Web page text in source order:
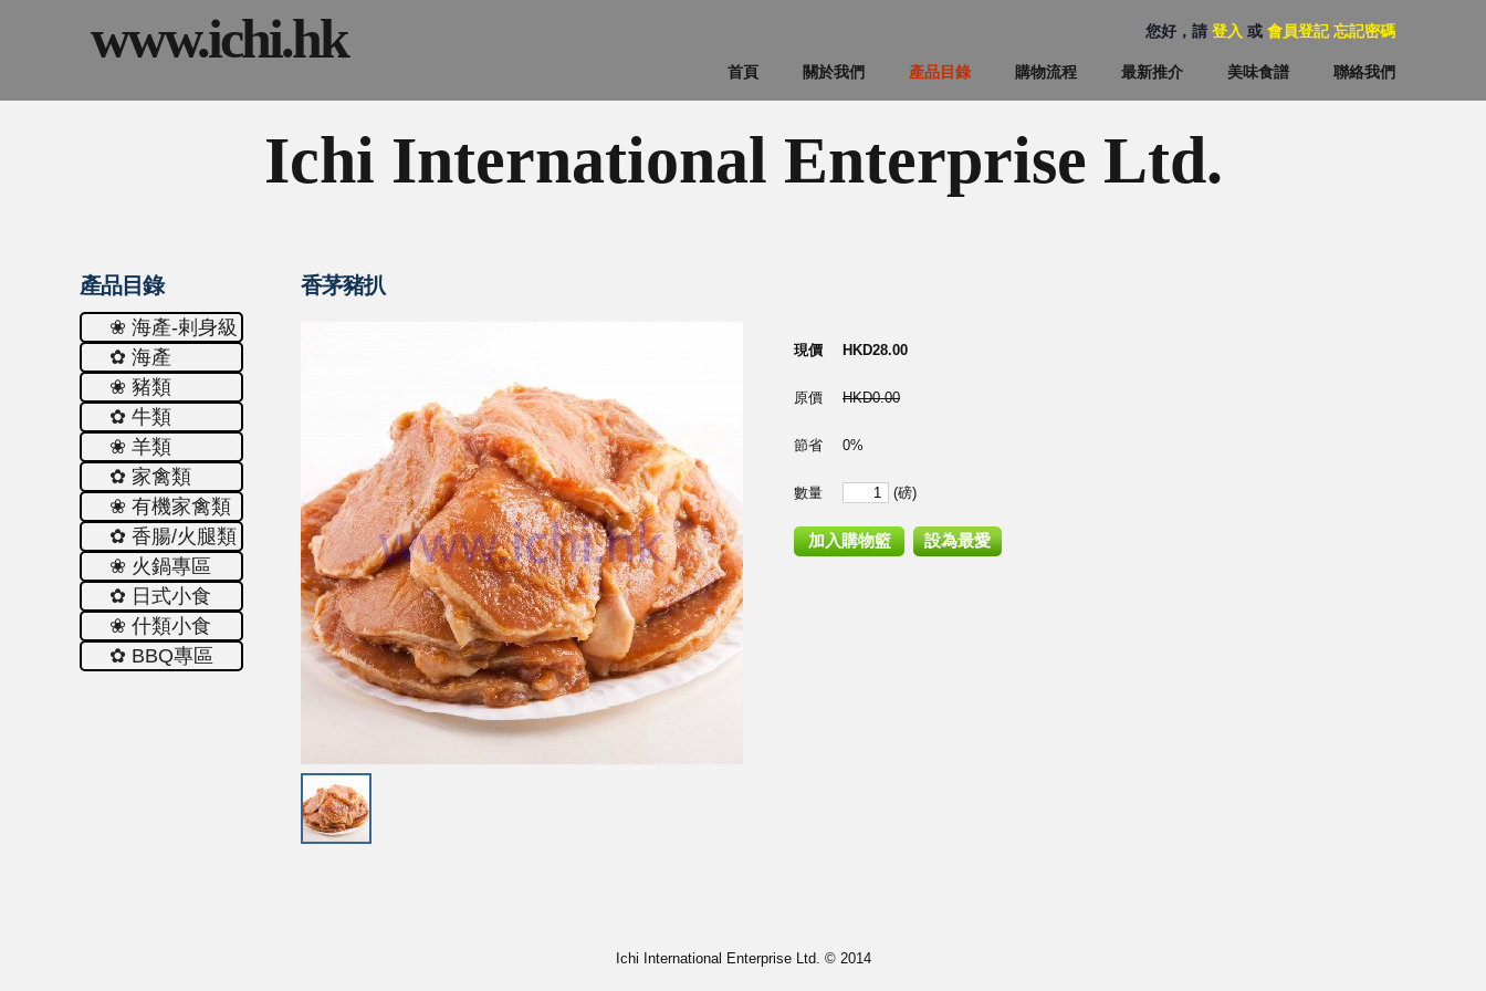
www.ichi.hk 您好，請 登入 或 會員登記 忘記密碼
聯絡我們
美味食譜
最新推介
購物流程
產品目錄
關於我們
首頁
Ichi International Enterprise Ltd.
產品目錄
❀ 海產-剌身級
✿ 海產
❀ 豬類
✿ 牛類
❀ 羊類
✿ 家禽類
❀ 有機家禽類
✿ 香腸/火腿類
❀ 火鍋專區
✿ 日式小食
❀ 什類小食
✿ ΒΒQ專區
香茅豬扒
現價 HKD28.00
原價 HKD0.00
節省 0%
數量 (磅)
Ichi International Enterprise Ltd. © 2014